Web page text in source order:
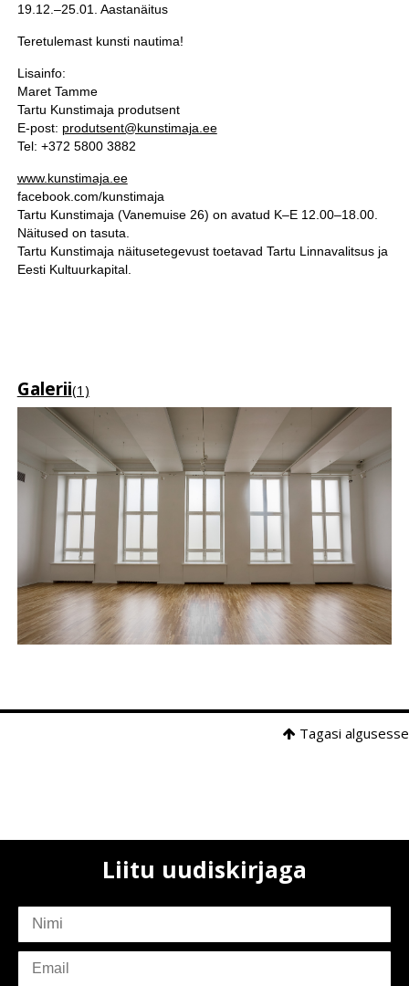
19.12.–25.01. Aastanäitus
Teretulemast kunsti nautima!
Lisainfo:
Maret Tamme
Tartu Kunstimaja produtsent
E-post: produtsent@kunstimaja.ee
Tel: +372 5800 3882
www.kunstimaja.ee
facebook.com/kunstimaja
Tartu Kunstimaja (Vanemuise 26) on avatud K–E 12.00–18.00.
Näitused on tasuta.
Tartu Kunstimaja näitusetegevust toetavad Tartu Linnavalitsus ja
Eesti Kultuurkapital.
Galerii(1)
Tagasi algusesse
Liitu uudiskirjaga
subscriber
name
subscriber
email